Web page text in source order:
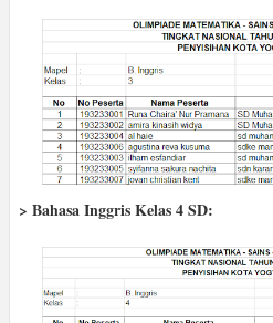
> Bahasa Inggris Kelas 4 SD: